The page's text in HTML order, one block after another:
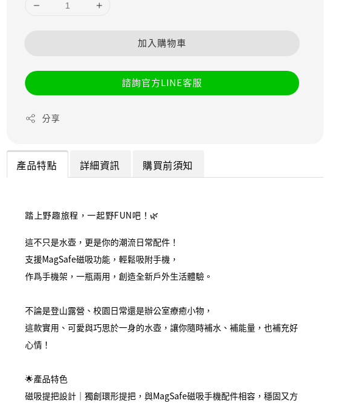
加入購物車
諮詢官方LINE客服
分享
產品特點 詳細資訊 購買前須知
踏上野趣旅程，一起野FUN吧！🌿
這不只是水壺，更是你的潮流日常配件！
支援MagSafe磁吸功能，輕鬆吸附手機，
作爲手機架，一瓶兩用，創造全新戶外生活體驗。
不論是登山露營、校園日常還是辦公室療癒小物，
這款實用、可愛與巧思於一身的水壺，讓你隨時補水、補能量，也補充好
心情！
🌟產品特色
磁吸提把設計｜獨創環形提把，與MagSafe磁吸手機配件相容，穩固又方